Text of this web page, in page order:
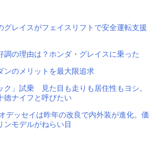
グレイスがフェイスリフトで安全運転支援
調の理由は？ホンダ・グレイスに乗った
ンのメリットを最大限追求
ク」試乗 見た目も走りも居住性もヨシ。
徳ナイフと呼びたい
デッセイは昨年の改良で内外装が進化。価
ンモデルがねらい目